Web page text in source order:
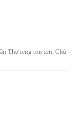
Thơ reng ton ton. Chủ